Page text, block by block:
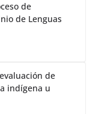
de
de Lenguas
de
indígena u